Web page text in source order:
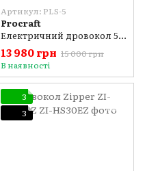
Артикул: PLS-5
Procraft
Електричний дровокол 5 тонн Procraft PLS-5 1500 Вт
13 980 грн 15 000 грн
В наявності
3
3